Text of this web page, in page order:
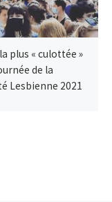
plus « culottée »
de la
Lesbienne 2021